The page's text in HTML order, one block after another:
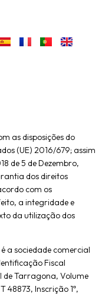
as disposições do
(UE) 2016/679; assim
de 5 de Dezembro,
dos direitos
com os
a integridade e
da utilização dos
a sociedade comercial
Fiscal
de Tarragona, Volume
48873, Inscrição 1ª,